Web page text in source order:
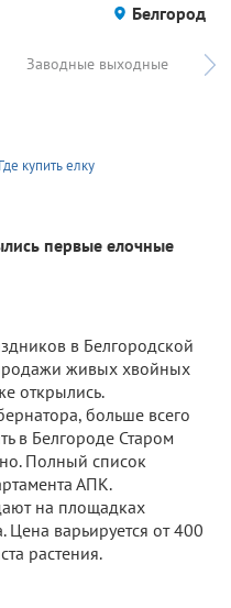
Белгород
Заводные выходные
Где купить елку
первые елочные
в Белгородской
живых хвойных
открылись.
больше всего
в Белгороде Старом
Полный список
АПК.
на площадках
Цена варьируется от 400
растения.